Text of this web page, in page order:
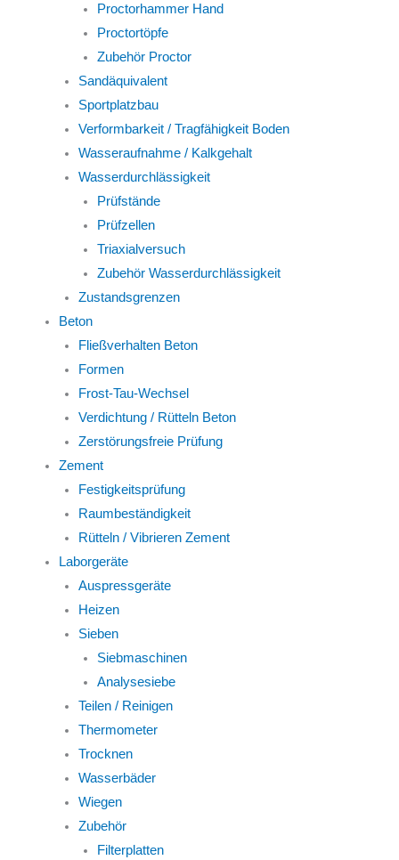
Proctorhammer Hand
Proctortöpfe
Zubehör Proctor
Sandäquivalent
Sportplatzbau
Verformbarkeit / Tragfähigkeit Boden
Wasseraufnahme / Kalkgehalt
Wasserdurchlässigkeit
Prüfstände
Prüfzellen
Triaxialversuch
Zubehör Wasserdurchlässigkeit
Zustandsgrenzen
Beton
Fließverhalten Beton
Formen
Frost-Tau-Wechsel
Verdichtung / Rütteln Beton
Zerstörungsfreie Prüfung
Zement
Festigkeitsprüfung
Raumbeständigkeit
Rütteln / Vibrieren Zement
Laborgeräte
Auspressgeräte
Heizen
Sieben
Siebmaschinen
Analysesiebe
Teilen / Reinigen
Thermometer
Trocknen
Wasserbäder
Wiegen
Zubehör
Filterplatten